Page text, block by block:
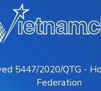
5447/2020/QTG -
Federation